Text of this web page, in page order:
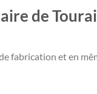
de
fabrication et en